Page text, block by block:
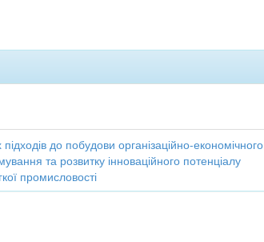
підходів до побудови організаційно-економічного
та розвитку інноваційного потенціалу
промисловості